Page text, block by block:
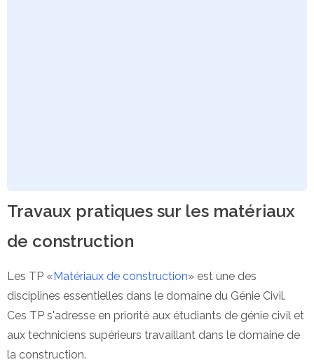
Travaux pratiques sur les matériaux
de construction
Les TP «Matériaux de construction» est une des
disciplines essentielles dans le domaine du Génie Civil.
Ces TP s'adresse en priorité aux étudiants de génie civil et
aux techniciens supérieurs travaillant dans le domaine de
la construction.